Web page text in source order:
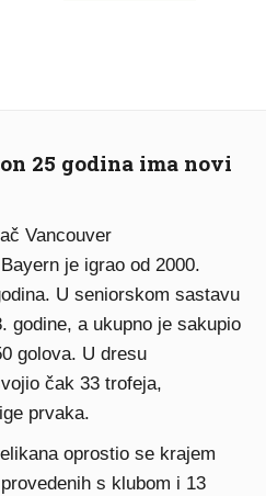
25 godina ima novi
Vancouver
je igrao od 2000.
U seniorskom sastavu
godine, a ukupno je sakupio
golova. U dresu
čak 33 trofeja,
prvaka.
oprostio se krajem
s klubom i 13